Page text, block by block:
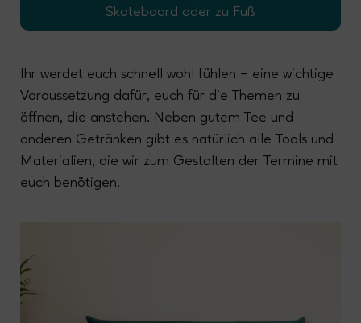
Skateboard oder zu Fuß
Ihr werdet euch schnell wohl fühlen – eine wichtige
Voraussetzung dafür, euch für die Themen zu
öffnen, die anstehen. Neben gutem Tee und
anderen Getränken gibt es natürlich alle Tools und
Materialien, die wir zum Gestalten der Termine mit
euch benötigen.